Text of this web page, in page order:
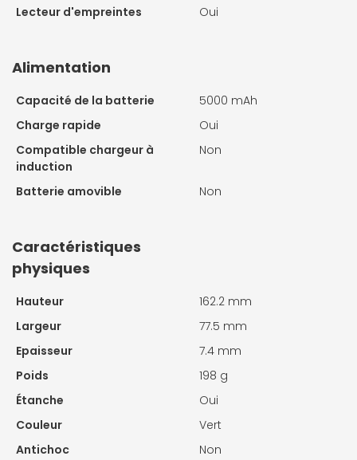
Lecteur d'empreintes
Oui
Alimentation
Capacité de la batterie
5000 mAh
Charge rapide
Oui
Compatible chargeur à
induction
Non
Batterie amovible Non
Caractéristiques
physiques
Hauteur
162.2 mm
Largeur
77.5 mm
Epaisseur
7.4 mm
Poids
198 g
Étanche
Oui
Couleur
Vert
Antichoc
Non